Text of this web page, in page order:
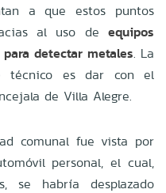
a que estos puntos
al uso de equipos
detectar metales. La
técnico es dar con el
de Villa Alegre.
comunal fue vista por
personal, el cual,
se habría desplazado